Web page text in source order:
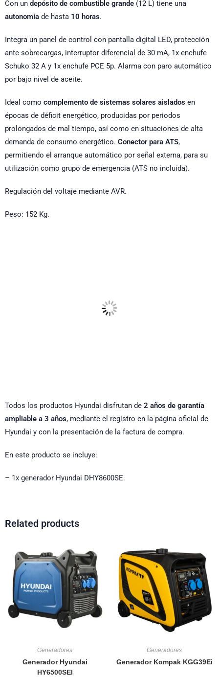
Con un depósito de combustible grande (12 L) tiene una
autonomía de hasta 10 horas.
Integra un panel de control con pantalla digital LED, protección
ante sobrecargas, interruptor diferencial de 30 mA, 1x enchufe
Schuko 32 A y 1x enchufe PCE 5p. Alarma con paro automático
por bajo nivel de aceite.
Ideal como complemento de sistemas solares aislados en
épocas de déficit energético, producidas por periodos
prolongados de mal tiempo, así como en situaciones de alta
demanda de consumo energético. Conector para ATS,
permitiendo el arranque automático por señal externa, para su
utilización como grupo de emergencia (ATS no incluida).
Regulación del voltaje mediante AVR.
Peso: 152 Kg.
Todos los productos Hyundai disfrutan de 2 años de garantía
ampliable a 3 años, mediante el registro en la página oficial de
Hyundai y con la presentación de la factura de compra.
En este producto se incluye:
– 1x generador Hyundai DHY8600SE.
Related products
Generadores
Generador Hyundai
HY6500SEI
Generadores
Generador Kompak KGG39Ei